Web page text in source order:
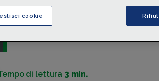
effettuata.
diMarco Peirolo
Dottore
di lettura 3 min.
cookie